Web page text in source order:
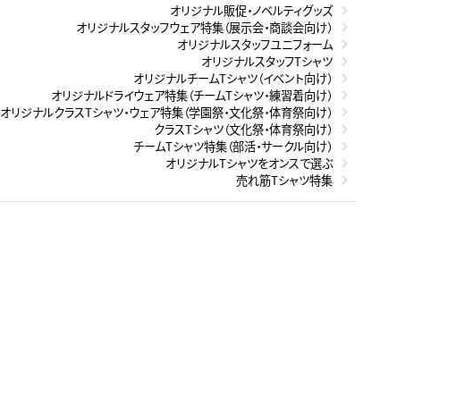
オリジナル販促・ノベルティグッズ
オリジナルスタッフウェア特集（展示会・商談会向け）
オリジナルスタッフユニフォーム
オリジナルスタッフTシャツ
オリジナルチームTシャツ（イベント向け）
オリジナルドライウェア特集（チームTシャツ・練習着向け）
オリジナルクラスTシャツ・ウェア特集（学園祭・文化祭・体育祭向け）
クラスTシャツ（文化祭・体育祭向け）
チームTシャツ特集（部活・サークル向け）
オリジナルTシャツをオンスで選ぶ
売れ筋Tシャツ特集